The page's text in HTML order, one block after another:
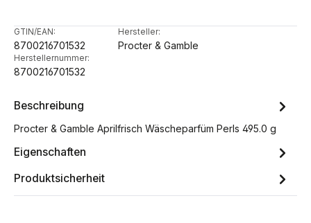
GTIN/EAN:
8700216701532
Hersteller:
Procter & Gamble
Herstellernummer:
8700216701532
Beschreibung
Procter & Gamble Aprilfrisch Wäscheparfüm Perls 495.0 g
Eigenschaften
Produktsicherheit